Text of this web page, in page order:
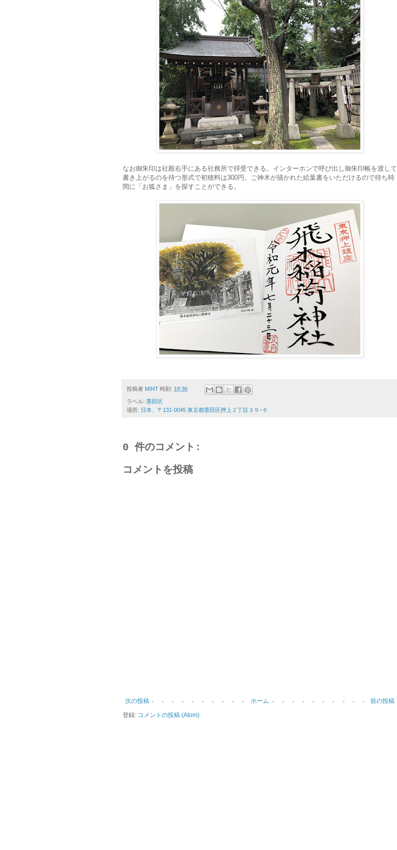
なお御朱印は社殿右手にある社務所で拝受できる。インターホンで呼び出し御朱印帳を渡して
書き上がるのを待つ形式で初穂料は300円。ご神木が描かれた絵葉書をいただけるので待ち時
間に「お狐さま」を探すことができる。
投稿者 MINT 時刻: 18:36
ラベル: 墨田区
場所: 日本、〒131-0045 東京都墨田区押上２丁目３９−６
0 件のコメント:
コメントを投稿
次の投稿 前の投稿
ホーム
登録: コメントの投稿 (Atom)